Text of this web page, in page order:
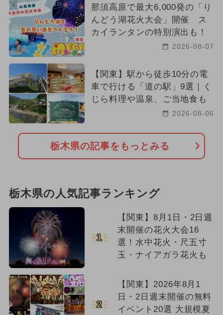
那須高原で最大6,000発の「り
んどう湖花火大会」開催 ス
カイランタンの特別演出も！
2026-08-07
【関東】駅から徒歩10分の電
車で行ける「道の駅」9選｜く
じら料理や温泉、ご当地食も
2026-08-06
栃木県の記事をもっとみる
栃木県の人気記事ランキング
1
【関東】8月1日・2日週
末開催の花火大会16
選！水中花火・尺五寸
玉・ナイアガラ花火も
2
【関東】2026年8月1
日・2日週末開催の無料
イベント20選 大規模夏